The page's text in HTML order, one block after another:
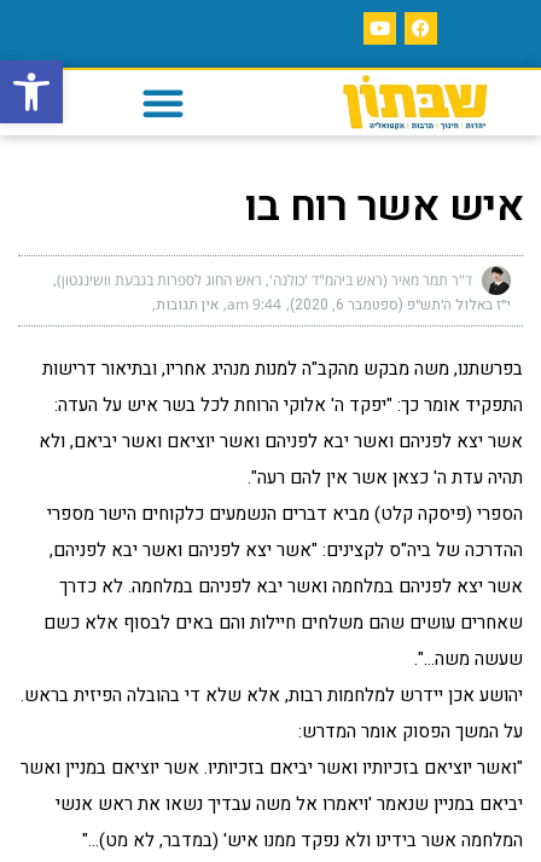
פתח
איש אשר רוח בו
ד"ר תמר מאיר (ראש ביהמ"ד 'כולנה', ראש החוג לספרות בגבעת וושינגטון)
י״ז באלול ה׳תש״פ (ספטמבר 6, 2020) 9:44 am אין תגובות
בפרשתנו, משה מבקש מהקב"ה למנות מנהיג אחריו, ובתיאור דרישות
התפקיד אומר כך: "יפקד ה' אלוקי הרוחת לכל בשר איש על העדה:
אשר יצא לפניהם ואשר יבא לפניהם ואשר יוציאם ואשר יביאם, ולא
תהיה עדת ה' כצאן אשר אין להם רעה".
הספרי (פיסקה קלט) מביא דברים הנשמעים כלקוחים הישר מספרי
ההדרכה של ביה"ס לקצינים: "אשר יצא לפניהם ואשר יבא לפניהם,
אשר יצא לפניהם במלחמה ואשר יבא לפניהם במלחמה. לא כדרך
שאחרים עושים שהם משלחים חיילות והם באים לבסוף אלא כשם
שעשה משה…".
יהושע אכן יידרש למלחמות רבות, אלא שלא די בהובלה הפיזית בראש.
על המשך הפסוק אומר המדרש:
"ואשר יוציאם בזכיותיו ואשר יביאם בזכיותיו. אשר יוציאם במניין ואשר
יביאם במניין שנאמר 'ויאמרו אל משה עבדיך נשאו את ראש אנשי
המלחמה אשר בידינו ולא נפקד ממנו איש' (במדבר, לא מט)…"